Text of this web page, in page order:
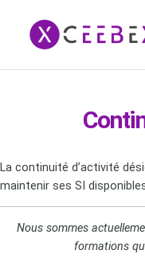
contenu
La continuité d’activité
maintenir ses SI
Nous sommes
formations